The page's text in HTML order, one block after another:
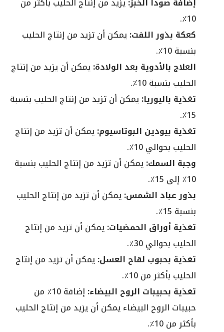
10٪.
كعكة بذور اللفت:يمكن أن تزيد من إنتاج الحليب
بنسبة 10٪.
العلاج بالأدوية بعد الولادة:يمكن أن يزيد من إنتاج
الحليب بنسبة 10٪.
تغذية باليوريا:يمكن أن تزيد من إنتاج الحليب بنسبة
15٪.
تغذية بيودين البوتاسيوم:يمكن أن تزيد من إنتاج
الحليب بحوالي 10٪.
وجبة السمك:يمكن أن تزيد من إنتاج الحليب بنسبة
10٪ إلى 15٪.
بذور عباد الشمس:يمكن أن تزيد من إنتاج الحليب
بنسبة 15٪.
تغذية أوراق الحمضيات:يمكن أن تزيد من إنتاج
الحليب بحوالي 30٪.
تغذية بحبوب لقاح العسل:يمكن أن تزيد من إنتاج
الحليب بأكثر من 10٪.
تغذية بحبيبات الروح البيضاء:
إضافة 10٪ من
حبيبات الروح البيضاء يمكن أن يزيد من إنتاج الحليب
بأكثر من 10٪.